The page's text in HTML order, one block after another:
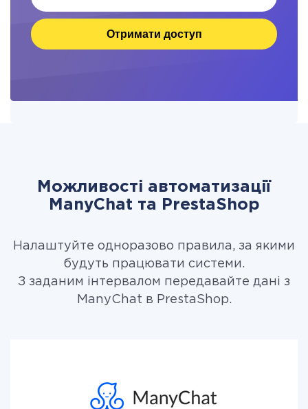
Отримати доступ
Можливості автоматизації
ManyChat та PrestaShop
Налаштуйте одноразово правила, за якими
будуть працювати системи.
З заданим інтервалом передавайте дані з
ManyChat в PrestaShop.